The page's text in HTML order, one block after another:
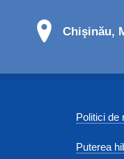
Chişinău,
Politici de
Puterea